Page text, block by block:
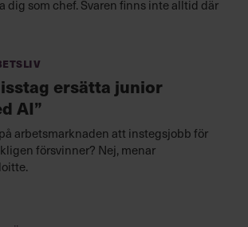
dig som chef. Svaren finns inte alltid där
ersätta junior
AI”
arbetsmarknaden att instegsjobb för
försvinner? Nej, menar